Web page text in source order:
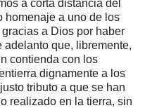
a corta distancia del
homenaje a uno de los
a Dios por haber
adelanto que, libremente,
contienda con los
dignamente a los
tributo a que se han
realizado en la tierra, sin